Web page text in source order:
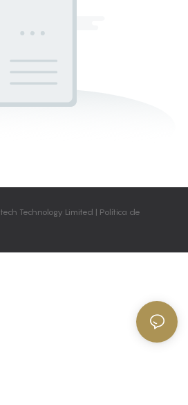
Technology Limited | Política de